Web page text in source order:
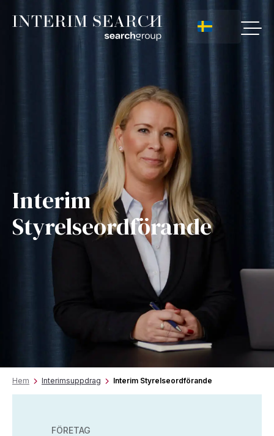
Interim
Styrelseordförande
Hem Interimsuppdrag Interim Styrelseordförande
FÖRETAG